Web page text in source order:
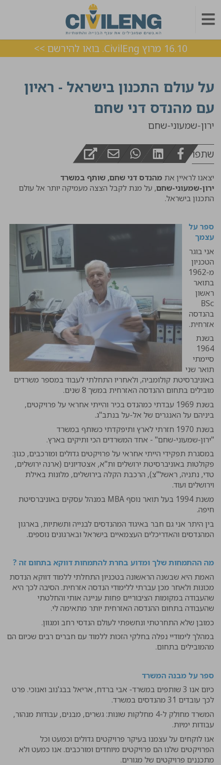
16.10 מרוץ CivilEng. בואו להירשם >>
על עולם התכנון בישראל - ראיון
עם מהנדס דני שחם
ירון-שמעוני-שחם
שתפו
יצאנו לראיין את מהנדס דני שחם, שותף במשרד
ירון-שמעוני-שחם, על מנת לקבל הצצה מעמיקה יותר אל עולם
התכנון בישראל.
ספר על
עצמך
אני בוגר
הטכניון
מ-1962
בתואר
ראשון
BSc
בהנדסה
אזרחית.
בשנת
1964
סיימתי
תואר שני
באוניברסיטת קולומביה, ולאחריו התחלתי לעבוד במספר משרדים
מובילים בתחום ההנדסה האזרחית במשך 8 שנים.
בשנת 1969 עבדתי כמהנדס בכיר והייתי אחראי על פרויקטים,
ביניהם על האנגרים של אל-על בנתב"ג.
בשנת 1970 חזרתי לארץ ותיפקדתי כשותף במשרד
"ירון-שמעוני-שחם" - אחד המשרדים הכי ותיקים בארץ.
במסגרת תפקידי הייתי אחראי על פרויקטים גדולים ומורכבים, כגון:
פקולטות באוניברסיטת ירושלים ות"א, אצטדיונים (ארנה ירושלים,
טדי, נתניה, ראשל"צ), הרכבת הקלה בירושלים, מלונות באילת
וירושלים ועוד.
משנת 1994 בעל תואר נוסף MBA במנהל עסקים באוניברסיטת
חיפה.
בין היתר אני גם חבר באיגוד המהנדסים לבנייה ותשתיות, בארגון
המהנדסים והאדריכלים העצמאיים בישראל ובארגונים נוספים.
מה ההתמחות שלך ומדוע בחרת להתמחות דווקא בתחום זה ?
האמת היא שבשנה הראשונה בטכניון התחלתי ללמוד דווקא הנדסת
מכונות ולאחר מכן עברתי ללימודי הנדסה אזרחית. הסיבה לכך היא
שהעבודה במקומות הציבוריים פחות עניינה אותי והחלטתי
שהעבודה בתחום ההנדסה האזרחית יותר מתאימה לי.
כמובן שלא התחרטתי ונחשפתי לעולם הנדסי רחב ומגוון.
במהלך לימודיי נפלה בחלקי הזכות ללמוד עם חברים רבים שכיום הם
מהמובילים בתחום.
ספר על מבנה המשרד
כיום אנו 3 שותפים במשרד- אבי ברדח, אריאל בבג'נוב ואנוכי. פרט
לכך עובדים 31 מהנדסים במשרד.
המשרד מחולק ל-4 מחלקות שונות: גשרים, מבנים, עבודות מנהור,
עבודות ימיות.
אנו לוקחים על עצמנו בעיקר פרויקטים גדולים וכמעט וכל
הפרויקטים שלנו הם פרויקטים מיוחדים ומורכבים. אנו כמעט ולא
מתכננים פרויקטים של מגורים.